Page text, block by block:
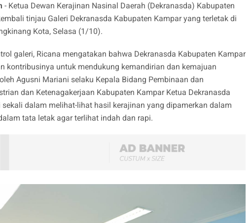
- Ketua Dewan Kerajinan Nasinal Daerah (Dekranasda) Kabupaten
tinjau Galeri Dekranasda Kabupaten Kampar yang terletak di
Kota, Selasa (1/10).
galeri, Ricana mengatakan bahwa Dekranasda Kabupaten Kampar
kontribusinya untuk mendukung kemandirian dan kemajuan
Agusni Mariani selaku Kepala Bidang Pembinaan dan
dan Ketenagakerjaan Kabupaten Kampar Ketua Dekranasda
dalam melihat-lihat hasil kerajinan yang dipamerkan dalam
tata letak agar terlihat indah dan rapi.